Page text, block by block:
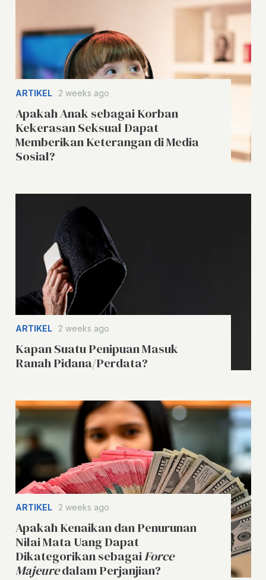
ARTIKEL 2 weeks ago
Apakah Anak sebagai Korban
Kekerasan Seksual Dapat
Memberikan Keterangan di Media
Sosial?
ARTIKEL 2 weeks ago
Kapan Suatu Penipuan Masuk
Ranah Pidana/Perdata?
ARTIKEL 2 weeks ago
Apakah Kenaikan dan Penurunan
Nilai Mata Uang Dapat
Dikategorikan sebagaiForce
Majeuredalam Perjanjian?